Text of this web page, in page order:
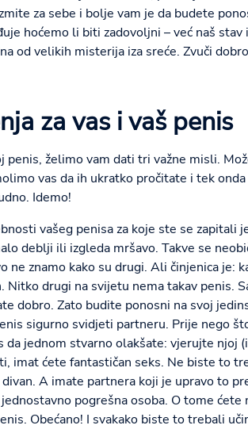
za sebe i bolje vam je da budete
hoćemo li biti zadovoljni – već naš
od velikih misterija iza sreće. Zvuči
za vas i vaš penis
želimo vam dati tri važne misli.
vas da ih ukratko pročitate i tek
Idemo!
vašeg penisa za koje ste se zapitali
deblji ili izgleda mršavo. Takve se
ne znamo kako su drugi. Ali činjenica je:
Nitko drugi na svijetu nema takav penis.
dobro. Zato budite ponosni na svoj
sigurno svidjeti partneru. Prije nego
jednom stvarno olakšate: vjerujte njoj
imat ćete fantastičan seks. Ne biste to
A imate partnera koji je upravo to
pogrešna osoba. O tome
Obećano! I svakako biste to trebali